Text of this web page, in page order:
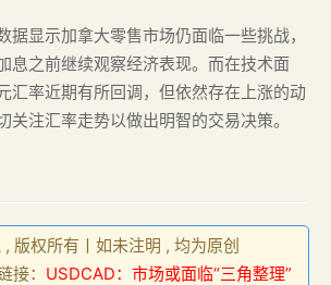
据显示加拿大零售市场仍面临一些挑战，
息之前继续观察经济表现。而在技术面
汇率近期有所回调，但依然存在上涨的动
关注汇率走势以做出明智的交易决策。
, 版权所有丨如未注明 , 均为原创
接： USDCAD：市场或面临“三角整理”